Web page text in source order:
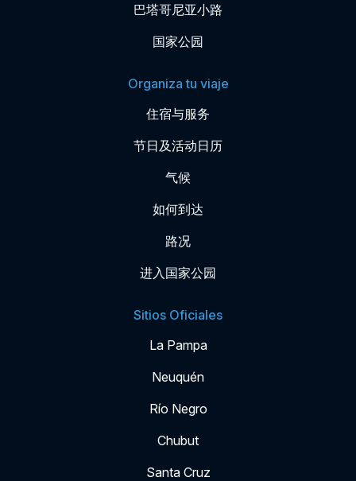
巴塔哥尼亚小路
国家公园
Organiza tu viaje
住宿与服务
节日及活动日历
气候
如何到达
路况
进入国家公园
Sitios Oficiales
La Pampa
Neuquén
Río Negro
Chubut
Santa Cruz